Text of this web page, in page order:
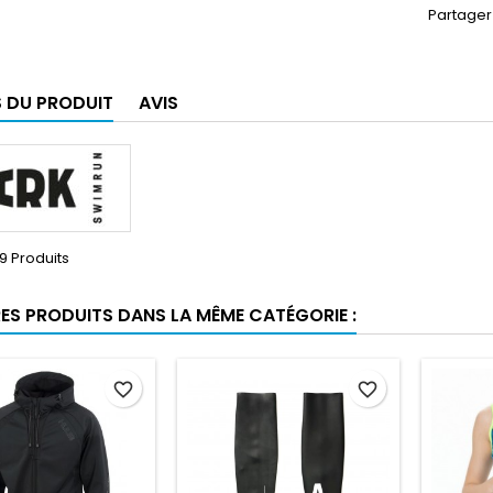
Partager
DU PRODUIT AVIS
9 Produits
PRODUITS DANS LA MÊME CATÉGORIE :
favorite_border favorite_border